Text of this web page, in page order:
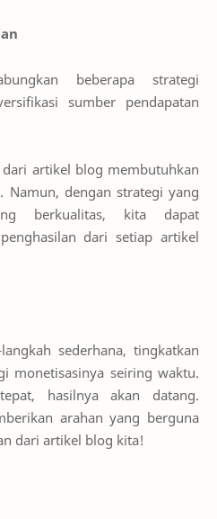
beberapa strategi
sumber pendapatan
artikel blog membutuhkan
Namun, dengan strategi yang
berkualitas, kita dapat
dari setiap artikel
sederhana, tingkatkan
monetisasinya seiring waktu.
hasilnya akan datang.
arahan yang berguna
dari artikel blog kita!